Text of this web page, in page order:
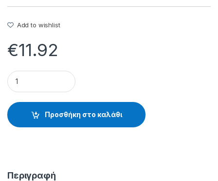
Add to wishlist
€11.92
9640-6 ΠΡΟΣΤΑΤΕΥΤΙΚΟ ΜΗΧΑΝΙΣΜΟΥ - 99.44.01.006
Προσθήκη στο καλάθι
Περιγραφή